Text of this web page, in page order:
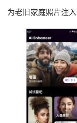
为老旧家庭照片注